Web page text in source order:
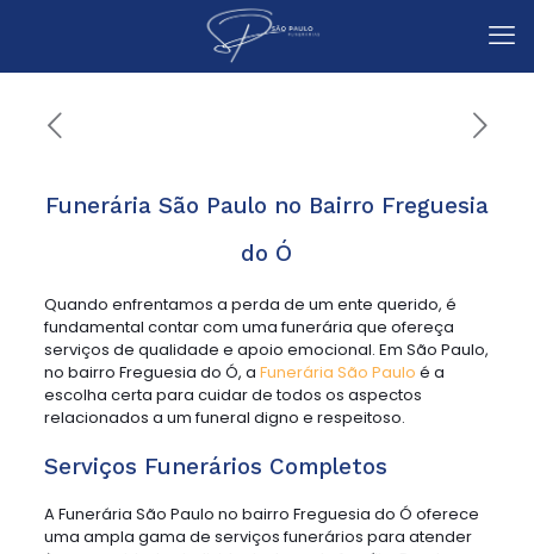
Funerária São Paulo no Bairro Freguesia
do Ó
Quando enfrentamos a perda de um ente querido, é
fundamental contar com uma funerária que ofereça
serviços de qualidade e apoio emocional. Em São Paulo,
no bairro Freguesia do Ó, a Funerária São Paulo é a
escolha certa para cuidar de todos os aspectos
relacionados a um funeral digno e respeitoso.
Serviços Funerários Completos
A Funerária São Paulo no bairro Freguesia do Ó oferece
uma ampla gama de serviços funerários para atender